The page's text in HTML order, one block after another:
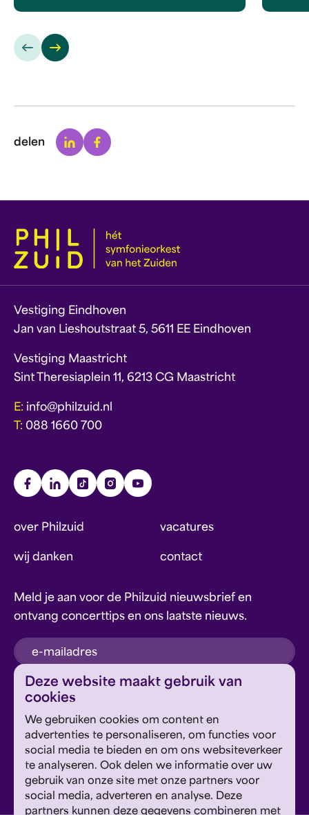
Deze website maakt gebruik van
cookies
We gebruiken cookies om content en
advertenties te personaliseren, om functies voor
social media te bieden en om ons websiteverkeer
te analyseren. Ook delen we informatie over uw
gebruik van onze site met onze partners voor
social media, adverteren en analyse. Deze
partners kunnen deze gegevens combineren met
delen LinkedinFacebook
Vestiging Eindhoven
Jan van Lieshoutstraat 5, 5611 EE Eindhoven
Vestiging Maastricht
Sint Theresiaplein 11, 6213 CG Maastricht
E: info@philzuid.nl
T: 088 1660 700
over Philzuid vacatures
wij danken contact
Meld je aan voor de Philzuid nieuwsbrief en
ontvang concerttips en ons laatste nieuws.
inschrijven
Google's Privacyverklaring en Servicevoorwaarden
van toepassing.
Geef om Philzuid en steun ons!
steun ons